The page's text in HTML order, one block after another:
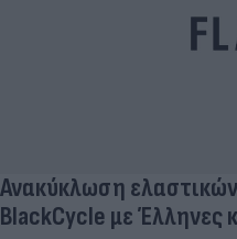
Ανακύκλωση
BlackCycle με Έλληνες